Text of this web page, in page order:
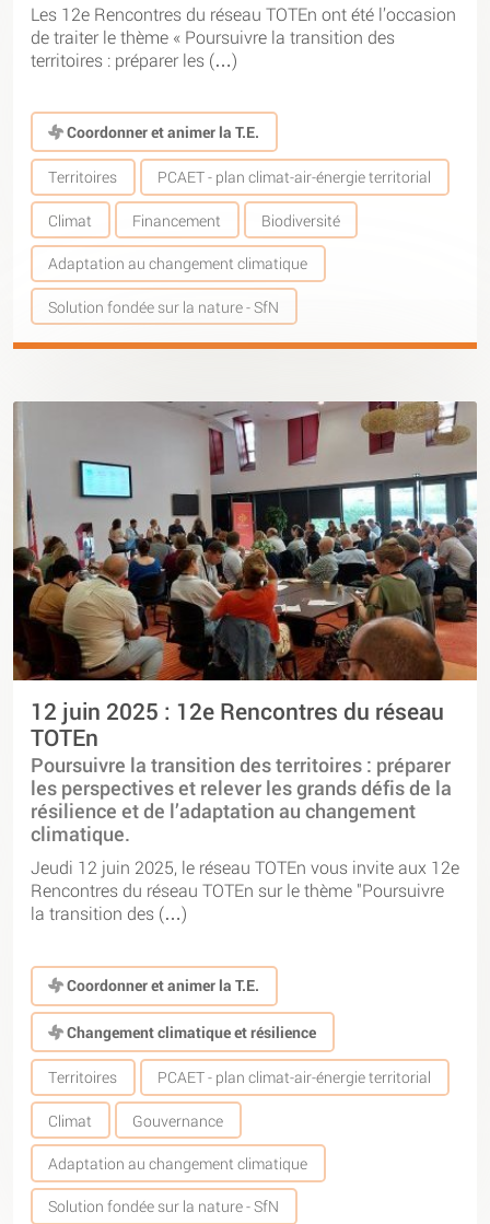
Les 12e Rencontres du réseau TOTEn ont été l’occasion
de traiter le thème « Poursuivre la transition des
territoires : préparer les (…)
Coordonner et animer la T.E.
Territoires PCAET - plan climat-air-énergie territorial
Climat Financement Biodiversité
Adaptation au changement climatique
Solution fondée sur la nature - SfN
12 juin 2025 : 12e Rencontres du réseau
TOTEn
Poursuivre la transition des territoires : préparer
les perspectives et relever les grands défis de la
résilience et de l’adaptation au changement
climatique.
Jeudi 12 juin 2025, le réseau TOTEn vous invite aux 12e
Rencontres du réseau TOTEn sur le thème "Poursuivre
la transition des (…)
Coordonner et animer la T.E.
Changement climatique et résilience
Territoires PCAET - plan climat-air-énergie territorial
Climat Gouvernance
Adaptation au changement climatique
Solution fondée sur la nature - SfN